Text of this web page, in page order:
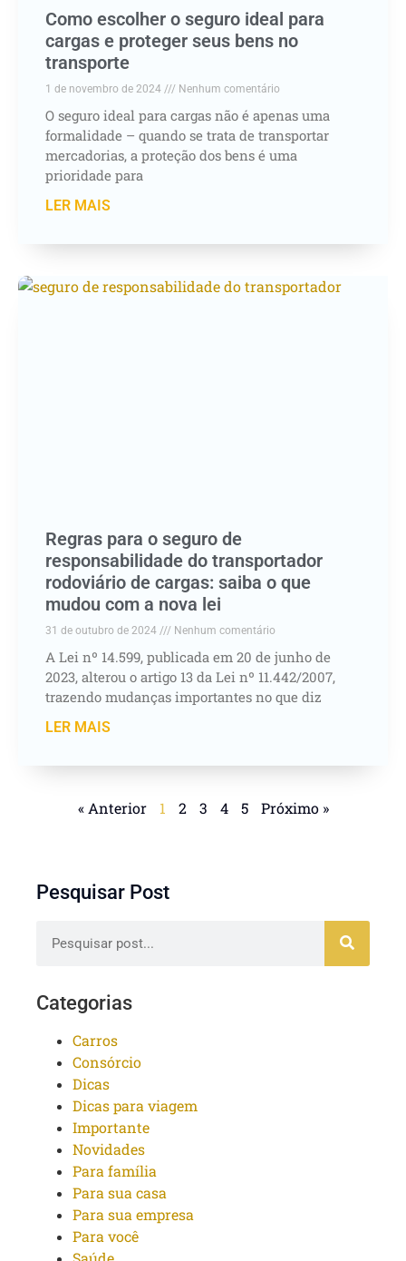
Como escolher o seguro ideal para
cargas e proteger seus bens no
transporte
1 de novembro de 2024 Nenhum comentário
O seguro ideal para cargas não é apenas uma
formalidade – quando se trata de transportar
mercadorias, a proteção dos bens é uma
prioridade para
LER MAIS
Regras para o seguro de
responsabilidade do transportador
rodoviário de cargas: saiba o que
mudou com a nova lei
31 de outubro de 2024 Nenhum comentário
A Lei nº 14.599, publicada em 20 de junho de
2023, alterou o artigo 13 da Lei nº 11.442/2007,
trazendo mudanças importantes no que diz
LER MAIS
« Anterior 1 2 3 4 5 Próximo »
Pesquisar Post
Categorias
Carros
Consórcio
Dicas
Dicas para viagem
Importante
Novidades
Para família
Para sua casa
Para sua empresa
Para você